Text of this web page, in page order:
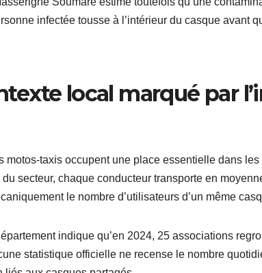
infectée tousse à l’intérieur du casque avant
local marqué par
motos-taxis occupent une place essentielle dans
secteur, chaque conducteur transporte en
le nombre d’utilisateurs d’un même
indique qu’en 2024, 25 associations
statistique officielle ne recense le nombre